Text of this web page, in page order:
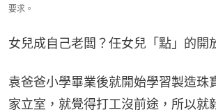
要求。
女兒成自己老闆？任女兒「點」的開
袁爸爸小學畢業後就開始學習製造珠
家立室，就覺得打工沒前途，所以就